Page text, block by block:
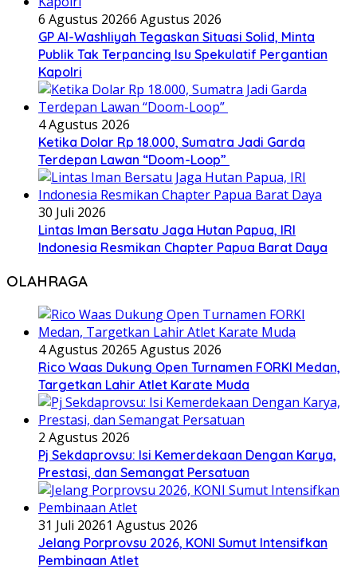
6 Agustus 20266 Agustus 2026
GP Al-Washliyah Tegaskan Situasi Solid, Minta
Publik Tak Terpancing Isu Spekulatif Pergantian
Kapolri
4 Agustus 2026
Ketika Dolar Rp 18.000, Sumatra Jadi Garda
Terdepan Lawan “Doom-Loop”
30 Juli 2026
Lintas Iman Bersatu Jaga Hutan Papua, IRI
Indonesia Resmikan Chapter Papua Barat Daya
OLAHRAGA
4 Agustus 20265 Agustus 2026
Rico Waas Dukung Open Turnamen FORKI Medan,
Targetkan Lahir Atlet Karate Muda
2 Agustus 2026
Pj Sekdaprovsu: Isi Kemerdekaan Dengan Karya,
Prestasi, dan Semangat Persatuan
31 Juli 20261 Agustus 2026
Jelang Porprovsu 2026, KONI Sumut Intensifkan
Pembinaan Atlet